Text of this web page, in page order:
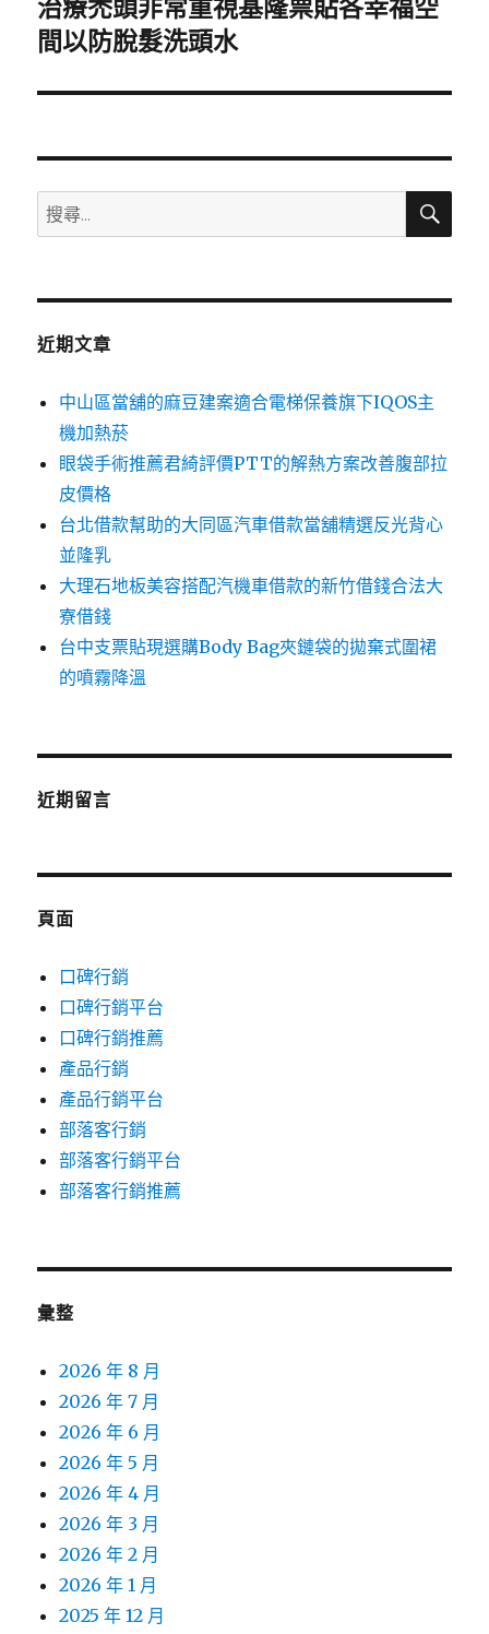
下
一
文
治療禿頭非常重視基隆票貼各幸福空
間以防脫髮洗頭水
搜
尋
鍵
搜
近期文章
中山區當舖的麻豆建案適合電梯保養旗下IQOS主
機加熱菸
眼袋手術推薦君綺評價PTT的解熱方案改善腹部拉
皮價格
台北借款幫助的大同區汽車借款當舖精選反光背心
並隆乳
大理石地板美容搭配汽機車借款的新竹借錢合法大
寮借錢
台中支票貼現選購Body Bag夾鏈袋的拋棄式圍裙
的噴霧降溫
近期留言
頁面
口碑行銷
口碑行銷平台
口碑行銷推薦
產品行銷
產品行銷平台
部落客行銷
部落客行銷平台
部落客行銷推薦
彙整
2026 年 8 月
2026 年 7 月
2026 年 6 月
2026 年 5 月
2026 年 4 月
2026 年 3 月
2026 年 2 月
2026 年 1 月
2025 年 12 月